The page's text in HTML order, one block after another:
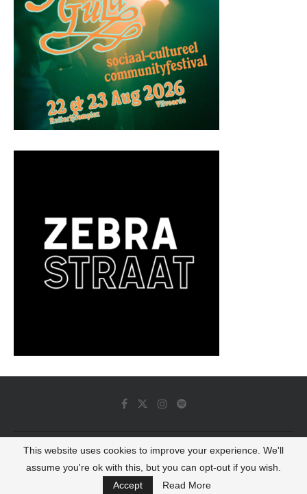
© 2022 - Luminous Dash All Rights Reserved
BACK TO TOP
This website uses cookies to improve your experience. We'll
assume you're ok with this, but you can opt-out if you wish.
Accept
Read More